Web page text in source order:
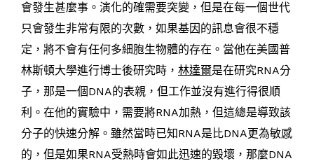
會發生甚麼事。演化的確需要突變，但是在每一個世代
只會發生非常有限的次數，如果基因的訊息會很不穩
定，將不會有任何多細胞生物體的存在。當他在美國普
林斯頓大學進行博士後研究時， 林達爾是在研究RNA分
子，那是一個DNA的表親，但工作並沒有進行得很順
利。在他的實驗中，需要將RNA加熱，但這總是導致該
分子的快速分解。雖然當時已知RNA是比DNA更為敏感
的，但是如果RNA受熱時會如此迅速的毀壞，那麼DNA